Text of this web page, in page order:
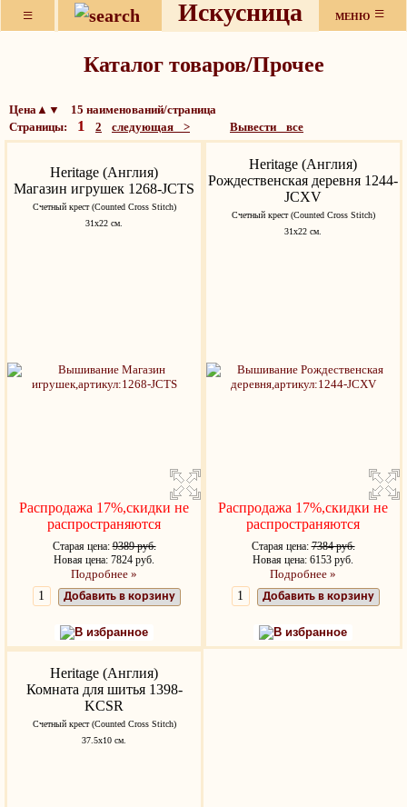
≡ Искусница МЕНЮ ≡
Каталог товаров/Прочее
Цена▲▼ 15 наименований/страница
Страницы: 1 2 следующая > Вывести все
Heritage (Англия)
Магазин игрушек 1268-JCTS
Счетный крест (Counted Cross Stitch)
31х22 см.
Распродажа 17%,скидки не
распространяются
Старая цена:9389 руб.
Новая цена: 7824 руб.
Подробнее »
Добавить в корзину
В избранное
Heritage (Англия)
Рождественская деревня 1244-
JCXV
Счетный крест (Counted Cross Stitch)
31х22 см.
Распродажа 17%,скидки не
распространяются
Старая цена:7384 руб.
Новая цена: 6153 руб.
Подробнее »
Добавить в корзину
В избранное
Heritage (Англия)
Комната для шитья 1398-
KCSR
Счетный крест (Counted Cross Stitch)
37.5x10 см.